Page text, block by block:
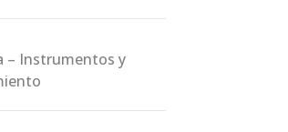
– Instrumentos y